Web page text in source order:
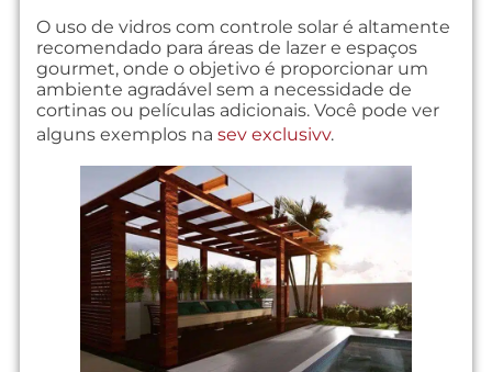
O uso de vidros com controle solar é altamente
recomendado para áreas de lazer e espaços
gourmet, onde o objetivo é proporcionar um
ambiente agradável sem a necessidade de
cortinas ou películas adicionais. Você pode ver
alguns exemplos na sev exclusivv.